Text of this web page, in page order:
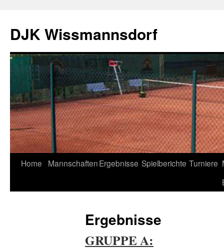
DJK Wissmannsdorf
Home MannschaftenErgebnisse Spielberichte Turniere
Ergebnisse
GRUPPE A: